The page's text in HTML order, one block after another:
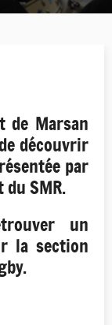
de Marsan
découvrir
par
du SMR.
un
la section